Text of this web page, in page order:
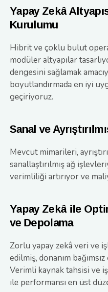
Yapay Zekâ
Kurulumu
Hibrit ve çoklu bulut
modüler altyapılar
dengesini sağlamak
boyutlandırmada en iyi
geçiriyoruz.
Sanal ve
Mevcut mimarileri,
sanallaştırılmış ağ
verimliliği artırıyor ve
Yapay Zekâ ile
ve Depolama
Zorlu yapay zekâ veri ve
edilmiş, donanım
Verimli kaynak tahsisi ve
ile performansı en üst